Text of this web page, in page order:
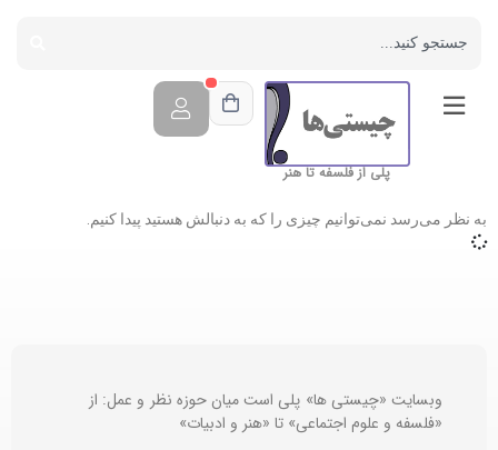
پلی از فلسفه تا هنر
به نظر می‌رسد نمی‌توانیم چیزی را که به دنبالش هستید پیدا کنیم.
وبسایت «چیستی ها» پلی است میان حوزه نظر و عمل: از
«فلسفه و علوم اجتماعی» تا «هنر و ادبیات»